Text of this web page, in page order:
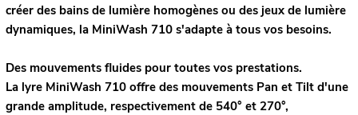
créer des bains de lumière homogènes ou des jeux de lumière
dynamiques, la MiniWash 710 s'adapte à tous vos besoins.
Des mouvements fluides pour toutes vos prestations.
La lyre MiniWash 710 offre des mouvements Pan et Tilt d'une
grande amplitude, respectivement de 540° et 270°,